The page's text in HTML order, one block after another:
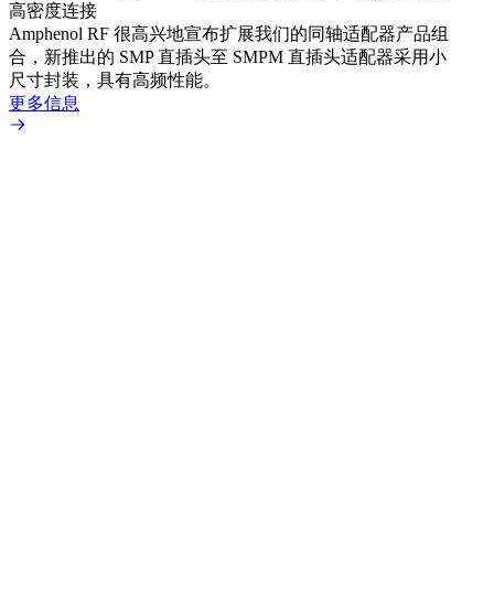
高密度连接
Amphenol RF 很高兴地宣布扩展我们的同轴适配器产品组
合，新推出的 SMP 直插头至 SMPM 直插头适配器采用小
尺寸封装，具有高频性能。
更多信息